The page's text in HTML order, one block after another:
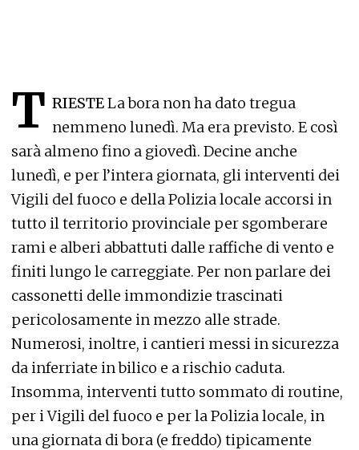
T RIESTELa bora non ha dato tregua
nemmeno lunedì. Ma era previsto. E così
sarà almeno fino a giovedì. Decine anche
lunedì, e per l’intera giornata, gli interventi dei
Vigili del fuoco e della Polizia locale accorsi in
tutto il territorio provinciale per sgomberare
rami e alberi abbattuti dalle raffiche di vento e
finiti lungo le carreggiate. Per non parlare dei
cassonetti delle immondizie trascinati
pericolosamente in mezzo alle strade.
Numerosi, inoltre, i cantieri messi in sicurezza
da inferriate in bilico e a rischio caduta.
Insomma, interventi tutto sommato di routine,
per i Vigili del fuoco e per la Polizia locale, in
una giornata di bora (e freddo) tipicamente